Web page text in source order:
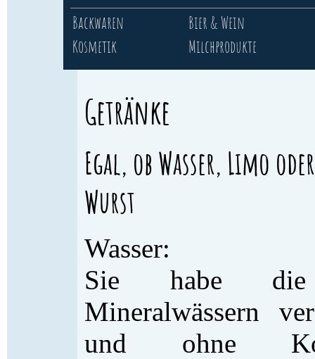
Backwaren
Bier & Wein
Kosmetik
Milchprodukte
Getränke
Egal, ob Wasser, Limo
Wurst
Wasser:
Sie habe die
Mineralwässern
und ohne